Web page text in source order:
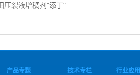
压裂液增稠剂"添丁"
产品专题 技术专栏 行业应用